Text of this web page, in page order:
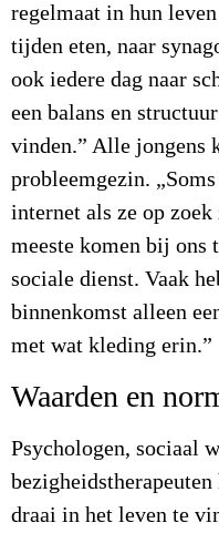
regelmaat in hun
tijden eten, naar
ook iedere dag naar
een balans en
vinden.” Alle jongens
probleemgezin.
internet als ze op
meeste komen bij ons
sociale dienst. Vaak
binnenkomst alleen
met wat kleding erin.”
Waarden en
Psychologen, sociaal
draai in het leven te